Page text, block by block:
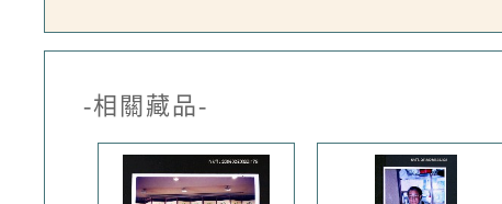
-相關藏品-